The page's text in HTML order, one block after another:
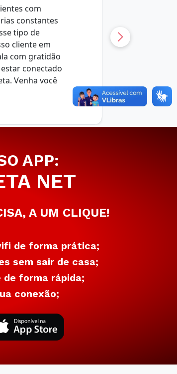
com
constantes
tipo de
cliente em
com gratidão
conectado
Venha você
APP:
NET
A UM CLIQUE!
de forma prática;
sem sair de casa;
de forma rápida;
conexão;